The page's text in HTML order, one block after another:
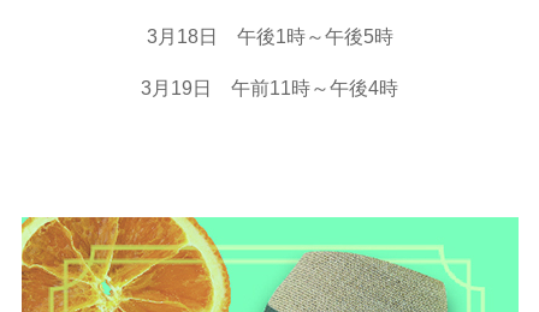
3月18日 午後1時～午後5時
3月19日 午前11時～午後4時